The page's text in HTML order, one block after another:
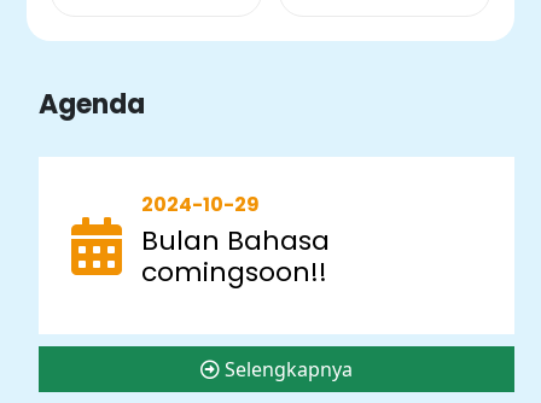
Agenda
2024-10-29
Bulan Bahasa
comingsoon!!
Selengkapnya